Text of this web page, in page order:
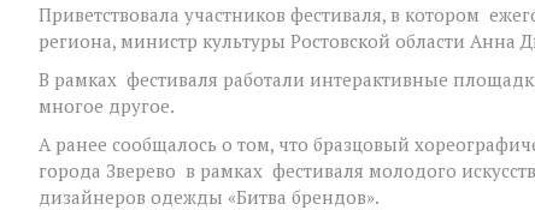
Приветствовала участников фестиваля, в котором
региона, министр культуры Ростовской области Анна
В рамках фестиваля работали интерактивные
многое другое.
А ранее сообщалось о том, что бразцовый
города Зверево в рамках фестиваля молодого
дизайнеров одежды «Битва брендов».